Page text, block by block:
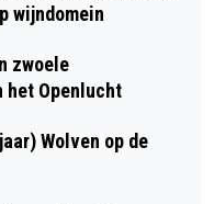
wijndomein
zwoele
het Openlucht
Wolven op de